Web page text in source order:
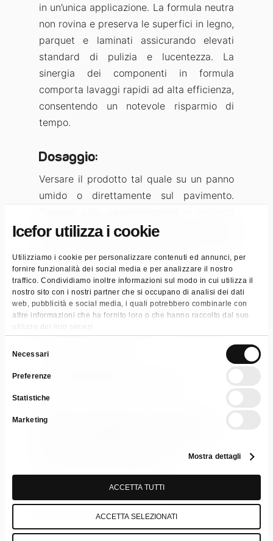
Icefor utilizza i cookie
Utilizziamo i cookie per personalizzare contenuti ed annunci, per
fornire funzionalità dei social media e per analizzare il nostro
traffico. Condividiamo inoltre informazioni sul modo in cui utilizza il
nostro sito con i nostri partner che si occupano di analisi dei dati
web, pubblicità e social media, i quali potrebbero combinarle con
altre informazioni che ha fornito loro o che hanno raccolto dal suo
utilizzo dei loro servizi.
Selezione
consenso
Necessari
Preferenze
Statistiche
Marketing
Mostra dettagli
ACCETTA TUTTI
ACCETTA SELEZIONATI
in un’unica applicazione. La formula neutra
non rovina e preserva le superfici in legno,
parquet e laminati assicurando elevati
standard di pulizia e lucentezza. La
sinergia dei componenti in formula
comporta lavaggi rapidi ad alta efficienza,
consentendo un notevole risparmio di
tempo.
Dosaggio:
Versare il prodotto tal quale su un panno
umido o direttamente sul pavimento.
direzione evitando di ripassare le zone già
l’asciugatura con correnti d’aria.
Denominazione di vendita:
Detergente delicato per il mantenimento
di pavimenti in legno
Categorie:
Scarica Scheda Tecnica